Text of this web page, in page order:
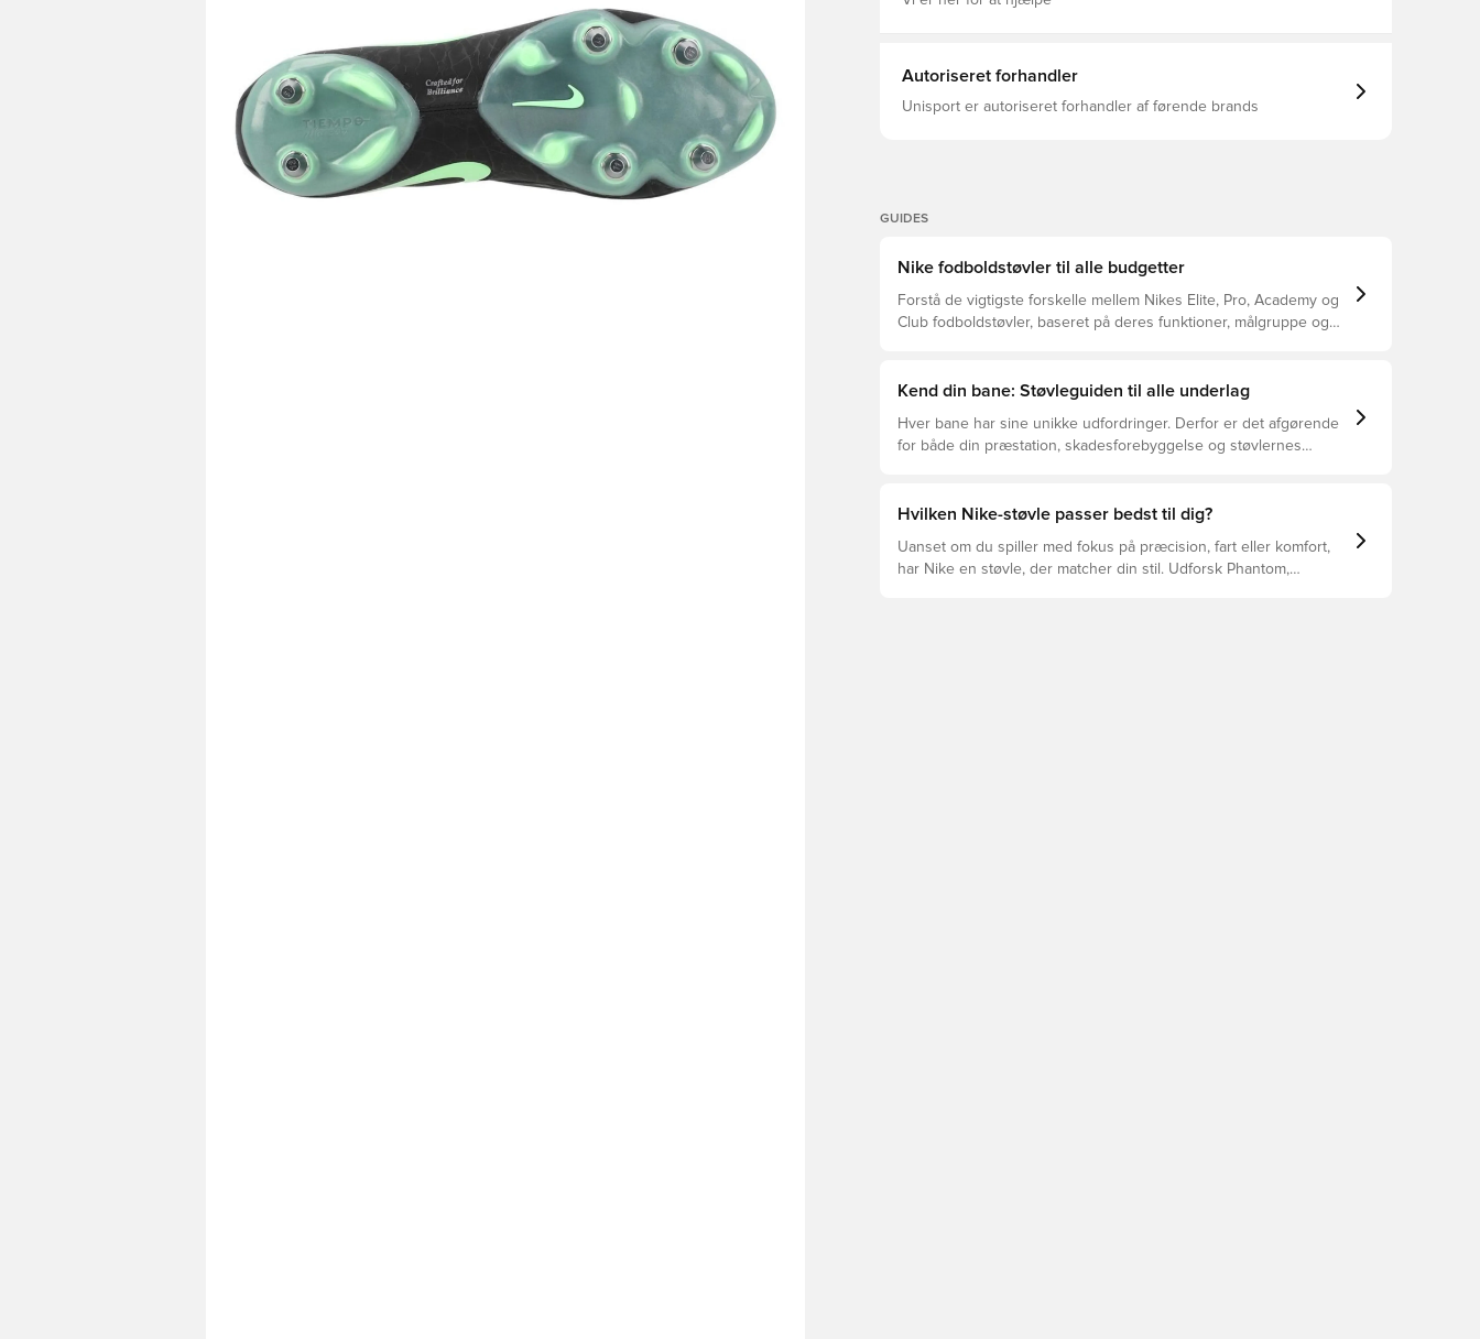
snøringssystem Dette er en støvle med SG knopper til bløde
underlag, dvs. baner med vådt græs. Bemærk: Nike oplyser, at
ydersålens farve kan falme ved brug.
Autoriseret forhandler
Unisport er autoriseret forhandler af førende brands
GUIDES
Nike fodboldstøvler til alle budgetter
Forstå de vigtigste forskelle mellem Nikes Elite, Pro, Academy og
Club fodboldstøvler, baseret på deres funktioner, målgruppe og
Kend din bane: Støvleguiden til alle underlag
Hver bane har sine unikke udfordringer. Derfor er det afgørende
for både din præstation, skadesforebyggelse og støvlernes
forskellige typer underlag.
Hvilken Nike-støvle passer bedst til dig?
Uanset om du spiller med fokus på præcision, fart eller komfort,
har Nike en støvle, der matcher din stil. Udforsk Phantom,